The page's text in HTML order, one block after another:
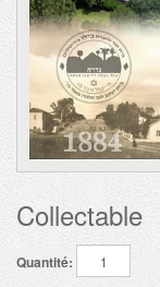
Collectable
Quantité: